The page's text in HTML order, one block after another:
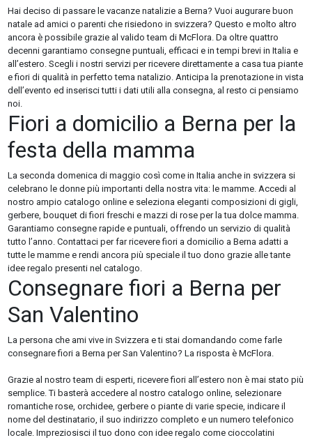
Hai deciso di passare le vacanze natalizie a Berna? Vuoi augurare buon
natale ad amici o parenti che risiedono in svizzera? Questo e molto altro
ancora è possibile grazie al valido team di McFlora. Da oltre quattro
decenni garantiamo consegne puntuali, efficaci e in tempi brevi in Italia e
all’estero. Scegli i nostri servizi per ricevere direttamente a casa tua piante
e fiori di qualità in perfetto tema natalizio. Anticipa la prenotazione in vista
dell’evento ed inserisci tutti i dati utili alla consegna, al resto ci pensiamo
noi.
Fiori a domicilio a Berna per la
festa della mamma
La seconda domenica di maggio così come in Italia anche in svizzera si
celebrano le donne più importanti della nostra vita: le mamme. Accedi al
nostro ampio catalogo online e seleziona eleganti composizioni di gigli,
gerbere, bouquet di fiori freschi e mazzi di rose per la tua dolce mamma.
Garantiamo consegne rapide e puntuali, offrendo un servizio di qualità
tutto l’anno. Contattaci per far ricevere fiori a domicilio a Berna adatti a
tutte le mamme e rendi ancora più speciale il tuo dono grazie alle tante
idee regalo presenti nel catalogo.
Consegnare fiori a Berna per
San Valentino
La persona che ami vive in Svizzera e ti stai domandando come farle
consegnare fiori a Berna per San Valentino? La risposta è McFlora.
Grazie al nostro team di esperti, ricevere fiori all’estero non è mai stato più
semplice. Ti basterà accedere al nostro catalogo online, selezionare
romantiche rose, orchidee, gerbere o piante di varie specie, indicare il
nome del destinatario, il suo indirizzo completo e un numero telefonico
locale. Impreziosisci il tuo dono con idee regalo come cioccolatini